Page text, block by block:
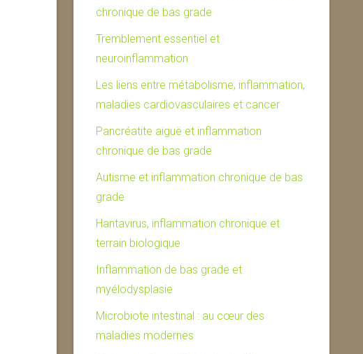
chronique de bas grade
Tremblement essentiel et
neuroinflammation
Les liens entre métabolisme, inflammation,
maladies cardiovasculaires et cancer
Pancréatite aiguë et inflammation
chronique de bas grade
Autisme et inflammation chronique de bas
grade
Hantavirus, inflammation chronique et
terrain biologique
Inflammation de bas grade et
myélodysplasie
Microbiote intestinal : au cœur des
maladies modernes